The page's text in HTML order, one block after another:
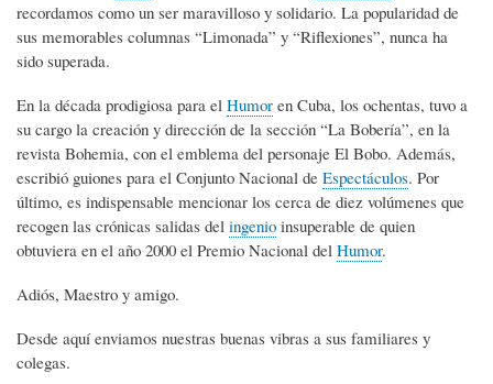
recordamos como un ser maravilloso y solidario. La popularidad de
sus memorables columnas “Limonada” y “Riflexiones”, nunca ha
sido superada.
En la década prodigiosa para el Humor en Cuba, los ochentas, tuvo a
su cargo la creación y dirección de la sección “La Bobería”, en la
revista Bohemia, con el emblema del personaje El Bobo. Además,
escribió guiones para el Conjunto Nacional de Espectáculos. Por
último, es indispensable mencionar los cerca de diez volúmenes que
recogen las crónicas salidas del ingenio insuperable de quien
obtuviera en el año 2000 el Premio Nacional del Humor.
Adiós, Maestro y amigo.
Desde aquí enviamos nuestras buenas vibras a sus familiares y
colegas.